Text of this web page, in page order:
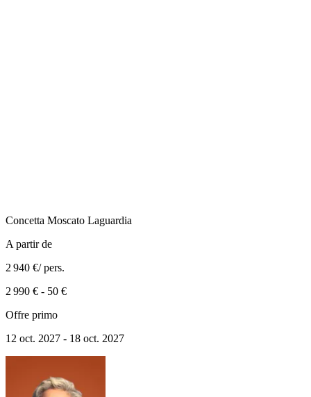
Concetta Moscato Laguardia
A partir de
2 940 €/ pers.
2 990 € - 50 €
Offre primo
12 oct. 2027 - 18 oct. 2027